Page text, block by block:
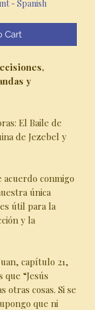
- Spanish
Cart
y
El Baile de
de Jezebel y
acuerdo conmigo
única
útil para la
y la
capítulo 21,
“Jesús
otras cosas. Si se
que ni